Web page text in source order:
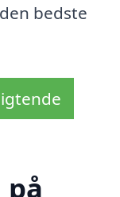
bedste